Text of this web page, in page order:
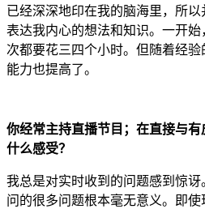
已经深深地印在我的脑海里，所
表达我内心的想法和知识。一开
次都要花三四个小时。但随着经
能力也提高了。
你经常主持直播节目；在直接与
什么感受？
我总是对实时收到的问题感到惊讶
问的很多问题根本毫无意义。即